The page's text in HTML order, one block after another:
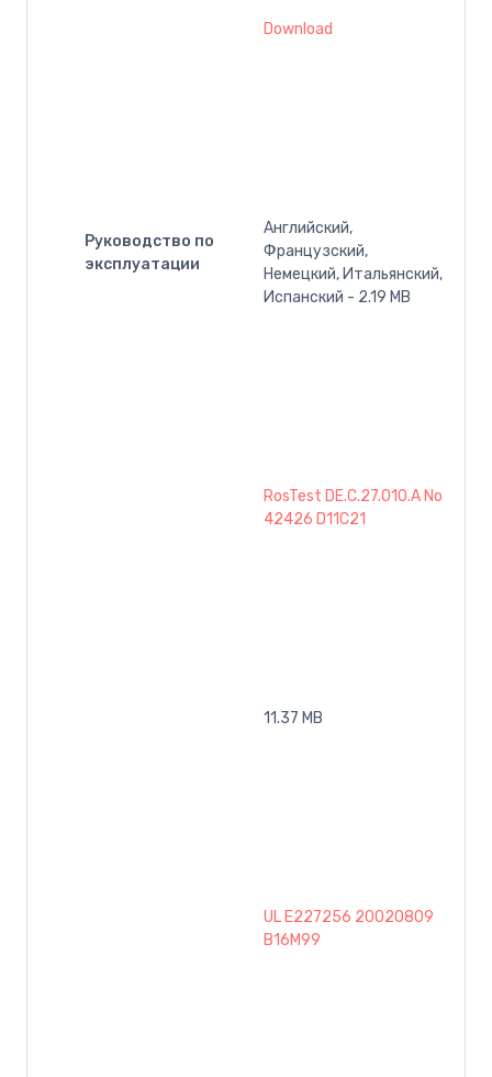
Руководство по
эксплуатации
Download
Английский,
Французский,
Немецкий, Итальянский,
Испанский - 2.19 MB
RosTest DE.C.27.010.A No
42426 D11C21
11.37 MB
UL E227256 20020809
B16M99